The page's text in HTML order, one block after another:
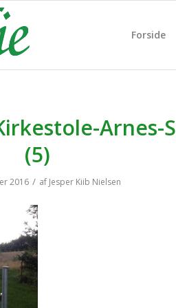
Forside
Arnes-
(5)
2016 / af Jesper Kiib Nielsen